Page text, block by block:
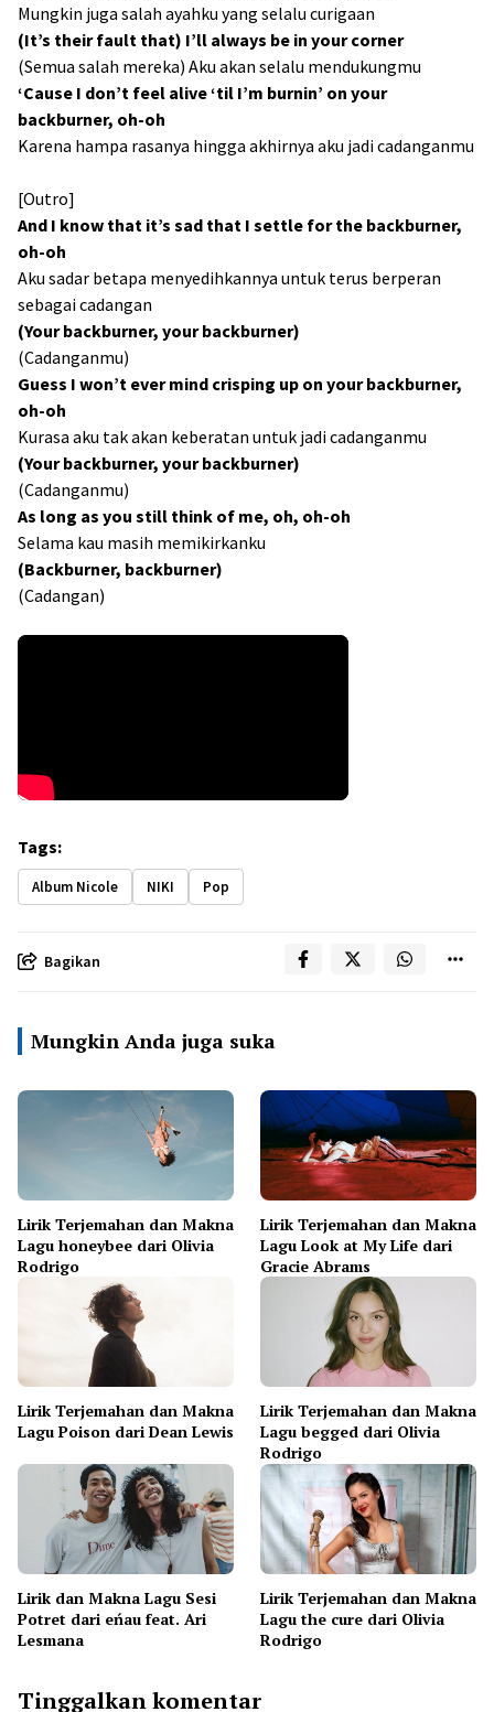
Mungkin juga salah ayahku yang selalu curigaan
(It’s their fault that) I’ll always be in your corner
(Semua salah mereka) Aku akan selalu mendukungmu
‘Cause I don’t feel alive ‘til I’m burnin’ on your
backburner, oh-oh
Karena hampa rasanya hingga akhirnya aku jadi cadanganmu
[Outro]
And I know that it’s sad that I settle for the backburner,
oh-oh
Aku sadar betapa menyedihkannya untuk terus berperan
sebagai cadangan
(Your backburner, your backburner)
(Cadanganmu)
Guess I won’t ever mind crisping up on your backburner,
oh-oh
Kurasa aku tak akan keberatan untuk jadi cadanganmu
(Your backburner, your backburner)
(Cadanganmu)
As long as you still think of me, oh, oh-oh
Selama kau masih memikirkanku
(Backburner, backburner)
(Cadangan)
Tags:
Album Nicole NIKI Pop
Bagikan
Mungkin Anda juga suka
Lirik Terjemahan dan Makna
Lagu honeybee dari Olivia
Rodrigo
Lirik Terjemahan dan Makna
Lagu Look at My Life dari
Gracie Abrams
Lirik Terjemahan dan Makna
Lagu Poison dari Dean Lewis
Lirik Terjemahan dan Makna
Lagu begged dari Olivia
Rodrigo
Lirik dan Makna Lagu Sesi
Potret dari eńau feat. Ari
Lesmana
Lirik Terjemahan dan Makna
Lagu the cure dari Olivia
Rodrigo
Tinggalkan komentar